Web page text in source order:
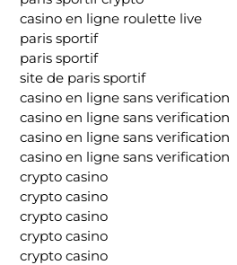
casino en ligne roulette live
paris sportif
paris sportif
site de paris sportif
casino en ligne sans verification
casino en ligne sans verification
casino en ligne sans verification
casino en ligne sans verification
crypto casino
crypto casino
crypto casino
crypto casino
crypto casino